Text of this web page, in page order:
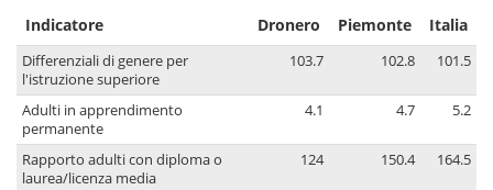
Indicatore Dronero Piemonte Italia
Differenziali di genere per
l'istruzione superiore
103.7 102.8 101.5
Adulti in apprendimento
permanente
4.1 4.7 5.2
Rapporto adulti con diploma o
laurea/licenza media
124 150.4 164.5